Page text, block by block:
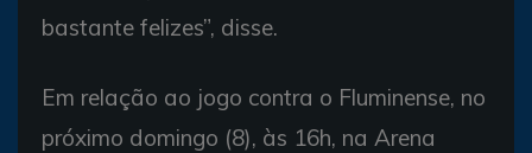
bastante felizes”, disse.
Em relação ao jogo contra o Fluminense, no
próximo domingo (8), às 16h, na Arena